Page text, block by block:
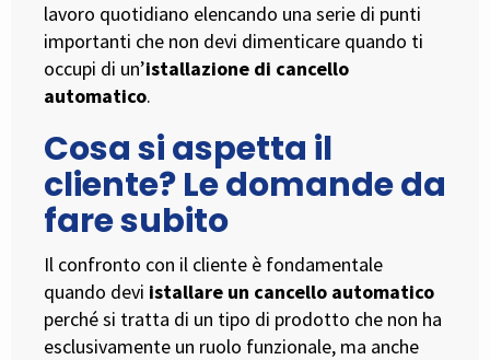
lavoro quotidiano elencando una serie di punti
importanti che non devi dimenticare quando ti
occupi di un’istallazione di cancello
automatico.
Cosa si aspetta il
cliente? Le domande da
fare subito
Il confronto con il cliente è fondamentale
quando devi istallare un cancello automatico
perché si tratta di un tipo di prodotto che non ha
esclusivamente un ruolo funzionale, ma anche